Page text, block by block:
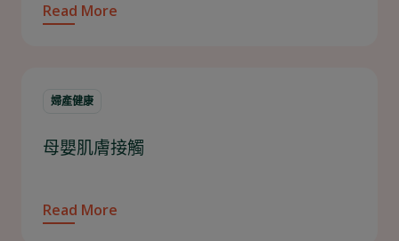
Read More
婦產健康
母嬰肌膚接觸
Read More